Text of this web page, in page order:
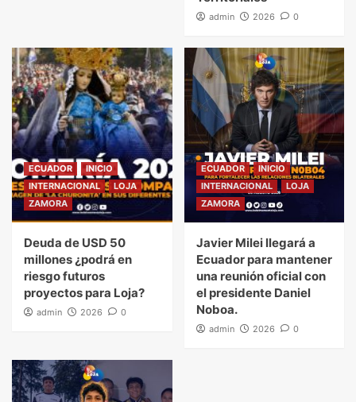
admin 2026 0
ECUADOR
INICIO
INTERNACIONAL
LOJA
ZAMORA
Deuda de USD 50
millones ¿podrá en
riesgo futuros
proyectos para Loja?
admin 2026 0
ECUADOR
INICIO
INTERNACIONAL
LOJA
ZAMORA
Javier Milei llegará a
Ecuador para mantener
una reunión oficial con
el presidente Daniel
Noboa.
admin 2026 0